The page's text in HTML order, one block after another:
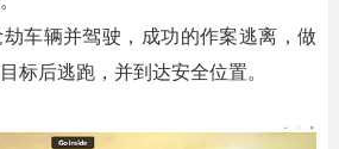
车辆并驾驶，成功的作案逃离，做
标后逃跑，并到达安全位置。